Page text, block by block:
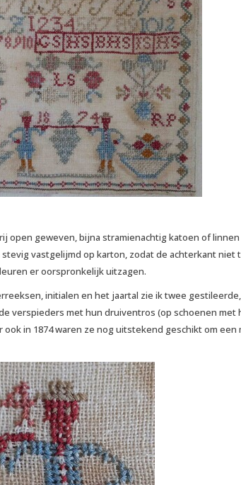
open geweven, bijna stramienachtig katoen of
vastgelijmd op karton, zodat de achterkant niet
er oorspronkelijk uitzagen.
initialen en het jaartal zie ik twee
verspieders met hun druiventros (op schoenen met
in 1874 waren ze nog uitstekend geschikt om